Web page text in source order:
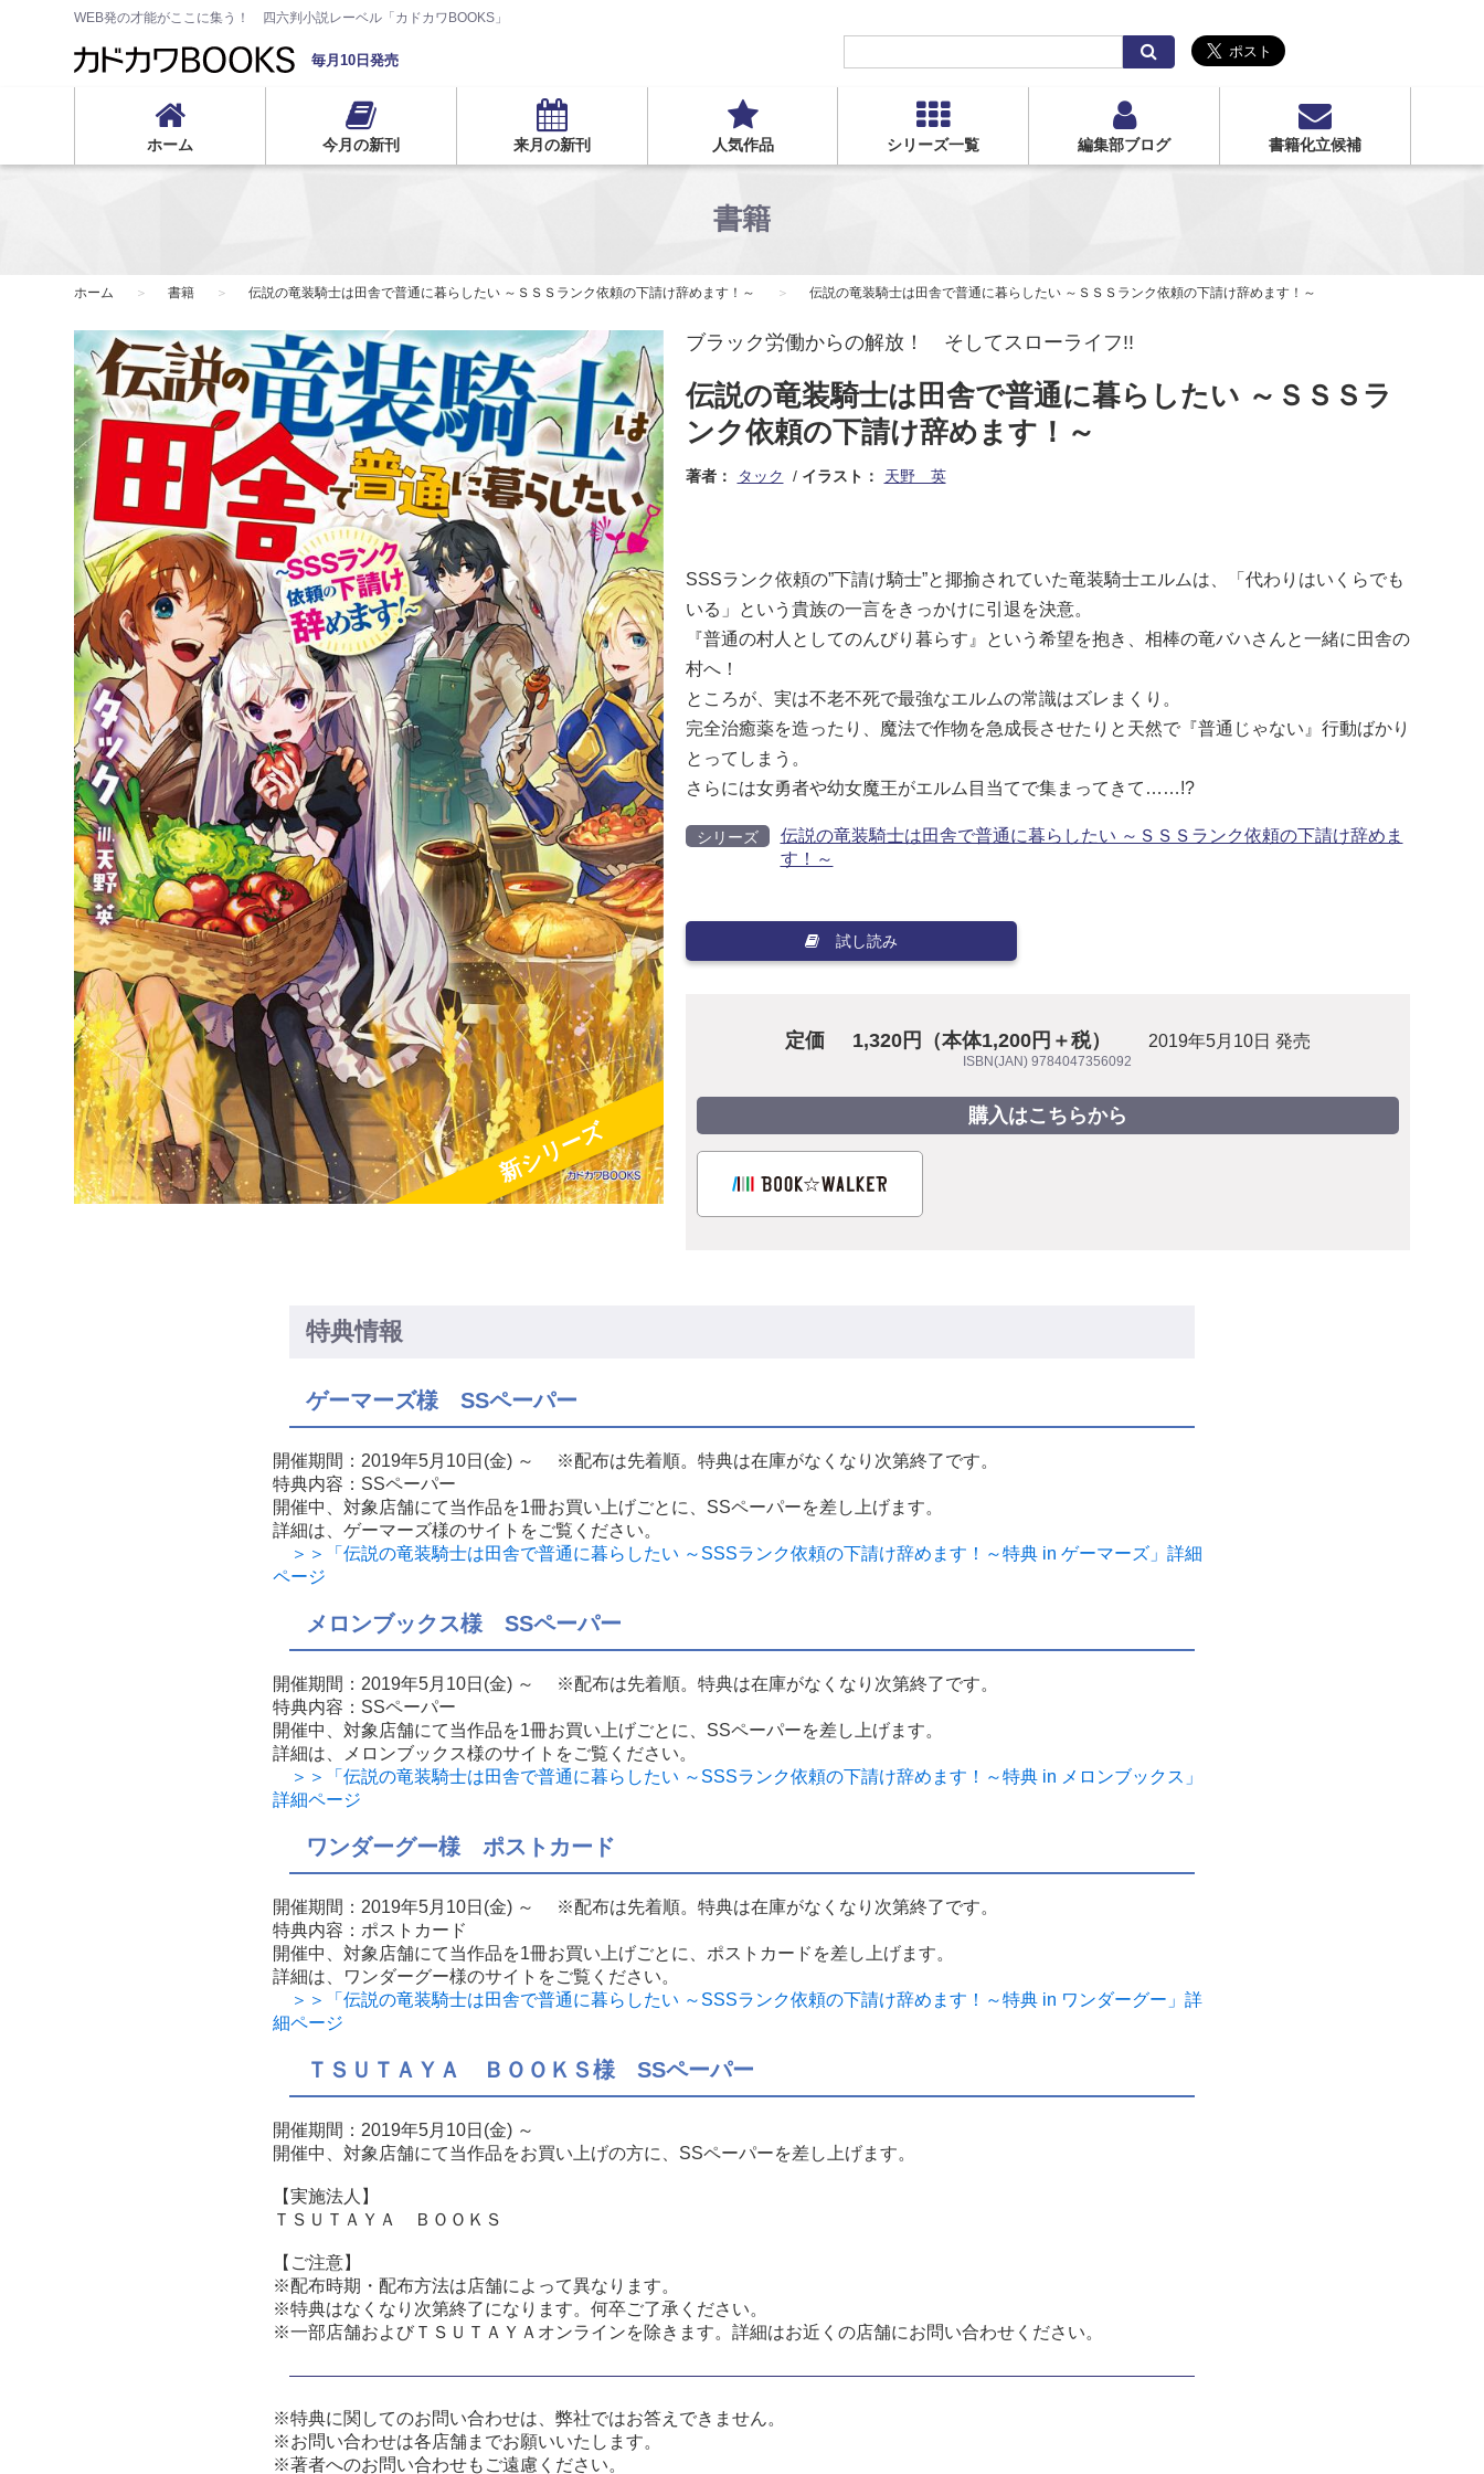
WEB発の才能がここに集う！ 四六判小説レーベル「カドカワBOOKS」
毎月10日発売
索
ホーム 今月の新刊 来月の新刊 人気作品 シリーズ一覧 編集部ブログ 書籍化立候補
書籍
ホーム 書籍 伝説の竜装騎士は田舎で普通に暮らしたい ～ＳＳＳランク依頼の下請け辞めます！～ 伝説の竜装騎士は田舎で普通に暮らしたい ～ＳＳＳランク依頼の下請け辞めます！～
ブラック労働からの解放！ そしてスローライフ!!
伝説の竜装騎士は田舎で普通に暮らしたい ～ＳＳＳラ
ンク依頼の下請け辞めます！～
著者： タック イラスト： 天野 英
新シリーズ
SSSランク依頼の”下請け騎士”と揶揄されていた竜装騎士エルムは、「代わりはいくらでも
いる」という貴族の一言をきっかけに引退を決意。
『普通の村人としてのんびり暮らす』という希望を抱き、相棒の竜バハさんと一緒に田舎の
村へ！
ところが、実は不老不死で最強なエルムの常識はズレまくり。
完全治癒薬を造ったり、魔法で作物を急成長させたりと天然で『普通じゃない』行動ばかり
とってしまう。
さらには女勇者や幼女魔王がエルム目当てで集まってきて……!?
シリーズ
伝説の竜装騎士は田舎で普通に暮らしたい ～ＳＳＳランク依頼の下請け辞めま
す！～
試し読み
定価 1,320円（本体1,200円＋税） 2019年5月10日 発売
ISBN(JAN) 9784047356092
購入はこちらから
特典情報
ゲーマーズ様 SSペーパー
開催期間：2019年5月10日(金) ～ ※配布は先着順。特典は在庫がなくなり次第終了です。
特典内容：SSペーパー
開催中、対象店舗にて当作品を1冊お買い上げごとに、SSペーパーを差し上げます。
詳細は、ゲーマーズ様のサイトをご覧ください。
＞＞「伝説の竜装騎士は田舎で普通に暮らしたい ～SSSランク依頼の下請け辞めます！～特典 in ゲーマーズ」詳細
ページ
メロンブックス様 SSペーパー
開催期間：2019年5月10日(金) ～ ※配布は先着順。特典は在庫がなくなり次第終了です。
特典内容：SSペーパー
開催中、対象店舗にて当作品を1冊お買い上げごとに、SSペーパーを差し上げます。
詳細は、メロンブックス様のサイトをご覧ください。
＞＞「伝説の竜装騎士は田舎で普通に暮らしたい ～SSSランク依頼の下請け辞めます！～特典 in メロンブックス」
詳細ページ
ワンダーグー様 ポストカード
開催期間：2019年5月10日(金) ～ ※配布は先着順。特典は在庫がなくなり次第終了です。
特典内容：ポストカード
開催中、対象店舗にて当作品を1冊お買い上げごとに、ポストカードを差し上げます。
詳細は、ワンダーグー様のサイトをご覧ください。
＞＞「伝説の竜装騎士は田舎で普通に暮らしたい ～SSSランク依頼の下請け辞めます！～特典 in ワンダーグー」詳
細ページ
ＴＳＵＴＡＹＡ ＢＯＯＫＳ様 SSペーパー
開催期間：2019年5月10日(金) ～
開催中、対象店舗にて当作品をお買い上げの方に、SSペーパーを差し上げます。
【実施法人】
ＴＳＵＴＡＹＡ ＢＯＯＫＳ
【ご注意】
※配布時期・配布方法は店舗によって異なります。
※特典はなくなり次第終了になります。何卒ご了承ください。
※一部店舗およびＴＳＵＴＡＹＡオンラインを除きます。詳細はお近くの店舗にお問い合わせください。
※特典に関してのお問い合わせは、弊社ではお答えできません。
※お問い合わせは各店舗までお願いいたします。
※著者へのお問い合わせもご遠慮ください。